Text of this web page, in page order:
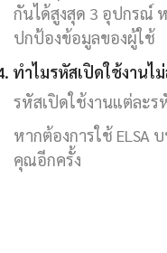
กันได้สูงสุด 3 อุปกรณ์
ปกป้องข้อมูลของผู้ใช้
ทำไมรหัสเปิดใช้งานไ
รหัสเปิดใช้งานแต่ละร
หากต้องการใช้ ELSA
คุณอีกครั้ง